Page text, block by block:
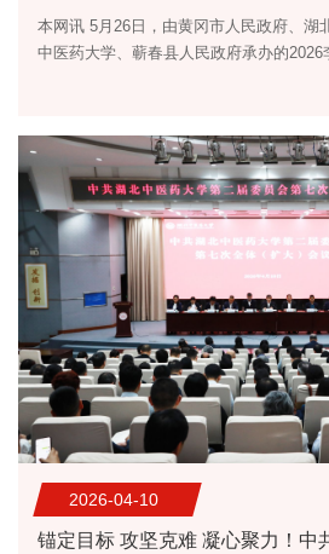
本网讯 5月26日，由黄冈市人民政府、湖
中医药大学、蕲春县人民政府承办的2026
于中医药工作的重要论述和考察湖北重要
老龄化国家战略，展示湖北时珍实验室建
创新发展，为加快建成中部地区崛起的
量。...
2026-04-10